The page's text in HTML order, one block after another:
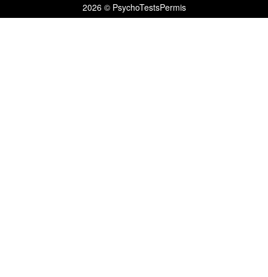
2026 © PsychoTestsPermis